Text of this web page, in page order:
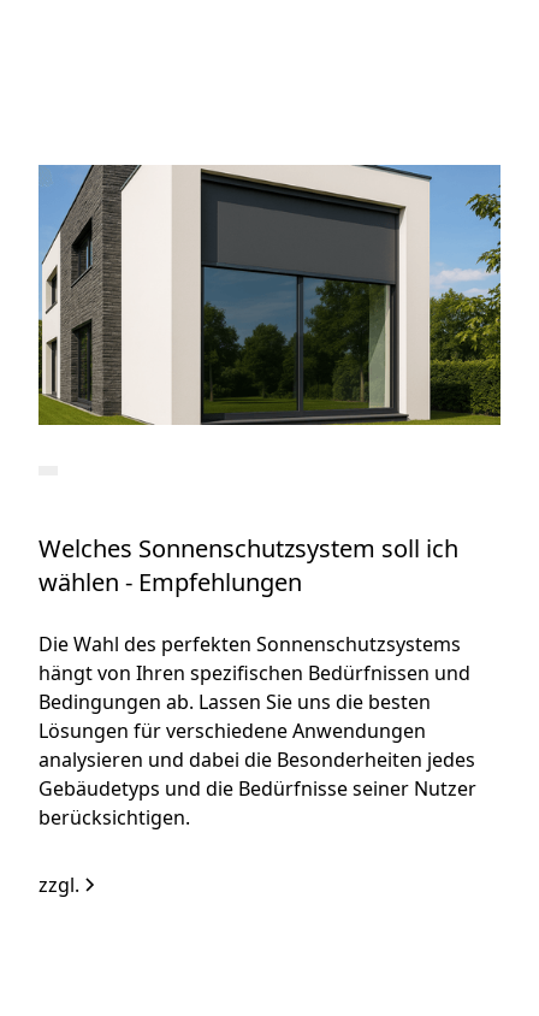
Welches Sonnenschutzsystem soll ich
wählen - Empfehlungen
Die Wahl des perfekten Sonnenschutzsystems
hängt von Ihren spezifischen Bedürfnissen und
Bedingungen ab. Lassen Sie uns die besten
Lösungen für verschiedene Anwendungen
analysieren und dabei die Besonderheiten jedes
Gebäudetyps und die Bedürfnisse seiner Nutzer
berücksichtigen.
zzgl.